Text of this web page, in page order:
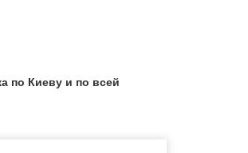
по Киеву и по всей